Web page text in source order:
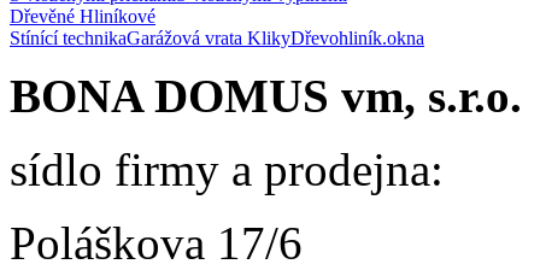
Dřevěné Hliníkové
Stínící technikaGarážová vrata KlikyDřevohliník.okna
BONA DOMUS vm, s.r.o.
sídlo firmy a prodejna:
Poláškova 17/6